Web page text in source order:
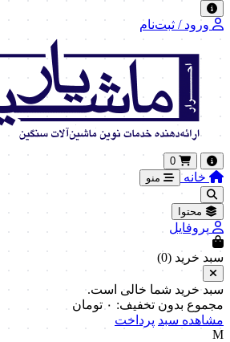
ورود / ثبت‌نام
0
خانه منو
محتوا
پروفایل
سبد خرید (0
)
سبد خرید شما خالی است.
مجموع بدون تخفیف: ۰ تومان
مشاهده سبد پرداخت
M